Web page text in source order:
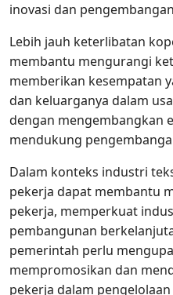
inovasi dan
Lebih jauh keterlibatan
membantu mengurangi
memberikan kesempatan
dan keluarganya dalam
dengan mengembangkan
mendukung
Dalam konteks industri
pekerja dapat membantu
pekerja, memperkuat
pembangunan
pemerintah perlu
mempromosikan dan
pekerja dalam